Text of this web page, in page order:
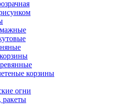
корзины
огни